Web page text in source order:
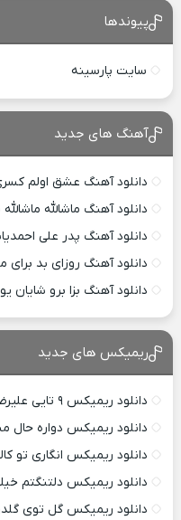
پیوندها
سایت پارسینه
آهنگ های جدید
دانلود آهنگ عشق اولم
دانلود آهنگ ماشالله ماشالله
دانلود آهنگ پدر علی
دانلود آهنگ روزای بد
دانلود آهنگ بزا برو شایان یو
ریمیکس های جدید
دانلود ریمیکس ۹ تایی علیرضا اسپید
دانلود ریمیکس دواره حال
دانلود ریمیکس انگاری تو
دانلود ریمیکس دلتنگتم
دانلود ریمیکس گل توی